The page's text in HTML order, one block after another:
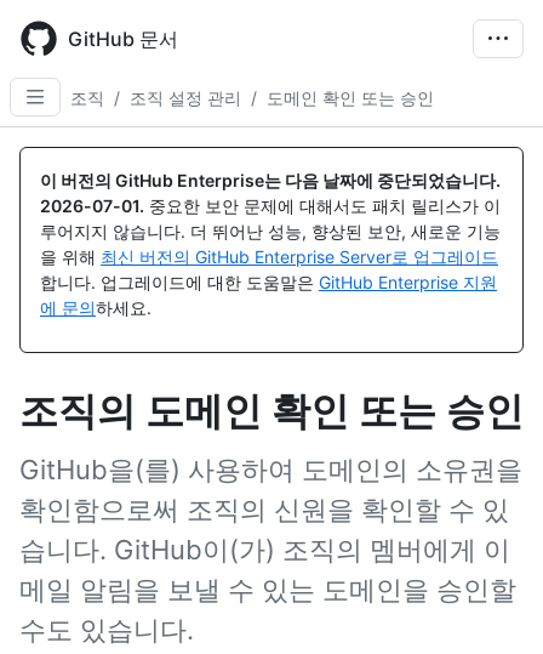
main
content
GitHub 문서
조직 / 조직 설정 관리 / 도메인 확인 또는 승인
이 버전의 GitHub Enterprise는 다음 날짜에 중단되었습니다.
2026-07-01. 중요한 보안 문제에 대해서도 패치 릴리스가 이
루어지지 않습니다. 더 뛰어난 성능, 향상된 보안, 새로운 기능
을 위해 최신 버전의 GitHub Enterprise Server로 업그레이드
합니다. 업그레이드에 대한 도움말은 GitHub Enterprise 지원
에 문의하세요.
조직의 도메인 확인 또는 승인
GitHub을(를) 사용하여 도메인의 소유권을
확인함으로써 조직의 신원을 확인할 수 있
습니다. GitHub이(가) 조직의 멤버에게 이
메일 알림을 보낼 수 있는 도메인을 승인할
수도 있습니다.